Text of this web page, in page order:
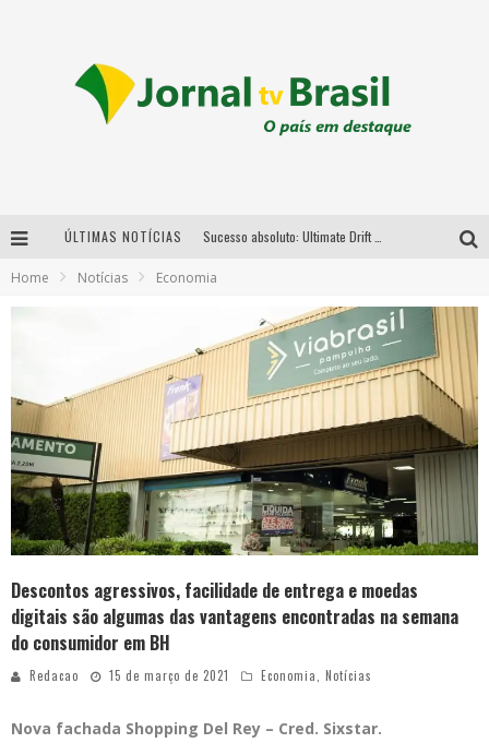
ÚLTIMAS NOTÍCIAS
Chega de mistério! Baianas Ozadas lança tema do carnaval de 2026 nesta terça-feira
Em abril, Boulevard Shopping BH realiza sorteio de TVs 4K
Home Notícias Economia
Descontos agressivos, facilidade de entrega e moedas
digitais são algumas das vantagens encontradas na semana
do consumidor em BH
Redacao 15 de março de 2021 Economia, Notícias
Nova fachada Shopping Del Rey – Cred. Sixstar.